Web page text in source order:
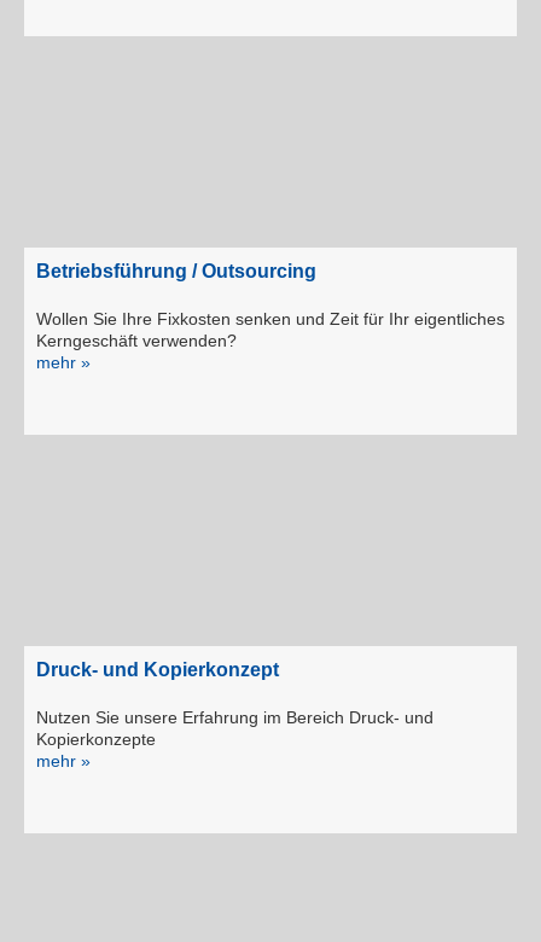
Betriebsführung / Outsourcing
Wollen Sie Ihre Fixkosten senken und Zeit für Ihr eigentliches
Kerngeschäft verwenden?
mehr »
Druck- und Kopierkonzept
Nutzen Sie unsere Erfahrung im Bereich Druck- und
Kopierkonzepte
mehr »